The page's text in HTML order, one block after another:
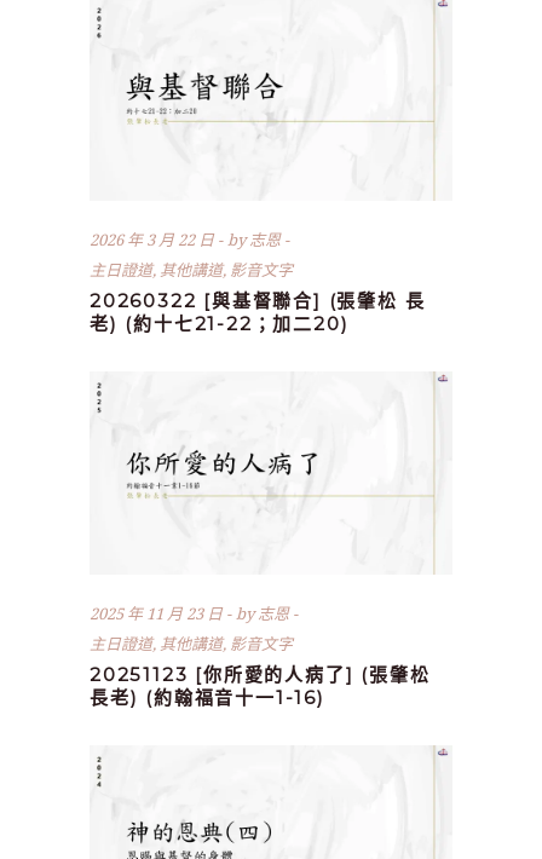
2026 年 3 月 22 日 by志恩
主日證道, 其他講道, 影音文字
20260322 [與基督聯合] (張肇松 長
老) (約十七21-22；加二20)
2025 年 11 月 23 日 by志恩
主日證道, 其他講道, 影音文字
20251123 [你所愛的人病了] (張肇松
長老) (約翰福音十一1-16)